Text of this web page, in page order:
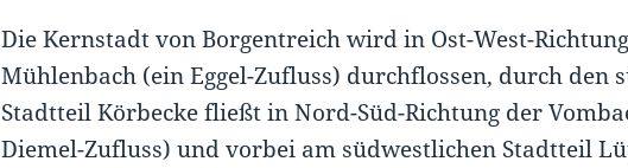
Die Kernstadt von Borgentreich wird in Ost-West-
Mühlenbach (ein Eggel-Zufluss) durchflossen, durch den
Stadtteil Körbecke fließt in Nord-Süd-Richtung der
Diemel-Zufluss) und vorbei am südwestlichen Stadtteil